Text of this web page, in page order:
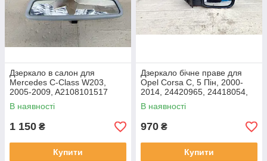
Дзеркало в салон для
Mercedes C-Class W203,
2005-2009, A2108101517
В наявності
1 150 ₴
Купити
Дзеркало бічне праве для
Opel Corsa C, 5 Пін, 2000-
2014, 24420965, 24418054,
E1010676
В наявності
970 ₴
Купити